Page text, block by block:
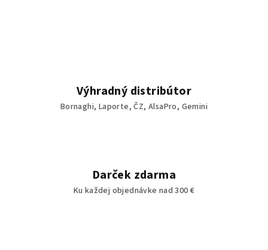
Výhradný distribútor
Bornaghi, Laporte, ČZ, AlsaPro, Gemini
Darček zdarma
Ku každej objednávke nad 300 €